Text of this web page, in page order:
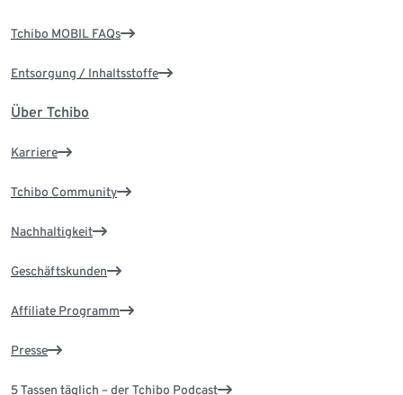
Tchibo MOBIL FAQs
Entsorgung / Inhaltsstoffe
Über Tchibo
Karriere
Tchibo Community
Nachhaltigkeit
Geschäftskunden
Affiliate Programm
Presse
5 Tassen täglich – der Tchibo Podcast